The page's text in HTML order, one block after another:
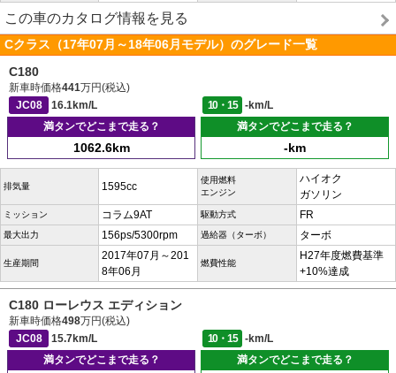
この車のカタログ情報を見る
Cクラス（17年07月～18年06月モデル）のグレード一覧
C180
新車時価格441万円(税込)
JC08
16.1km/L 10・15
-km/L
満タンでどこまで走る？
1062.6km
満タンでどこまで走る？
-km
排気量 1595cc
使用燃料
エンジン
ハイオク
ガソリン
ミッション コラム9AT 駆動方式 FR
最大出力 156ps/5300rpm 過給器（ターボ） ターボ
生産期間
2017年07月～201
8年06月
燃費性能
H27年度燃費基準
+10%達成
C180 ローレウス エディション
新車時価格498万円(税込)
JC08
15.7km/L 10・15
-km/L
満タンでどこまで走る？
満タンでどこまで走る？